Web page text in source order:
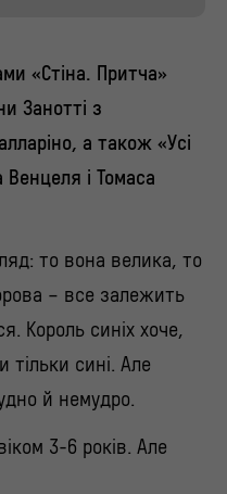
«Стіна. Притча»
Занотті з
а також «Усі
і Томаса
то вона велика, то
– все залежить
Король синіх хоче,
тільки сині. Але
й немудро.
3-6 років. Але